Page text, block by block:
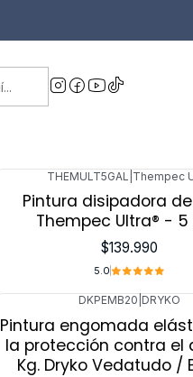
THEMULT5GAL Thempec
Pintura disipadora
Thempec Ultra® - 5
$139.990
5.0
DKPEMB20 DRYKO
Pintura engomada
la protección contra el
Kg. Dryko Vedatudo /